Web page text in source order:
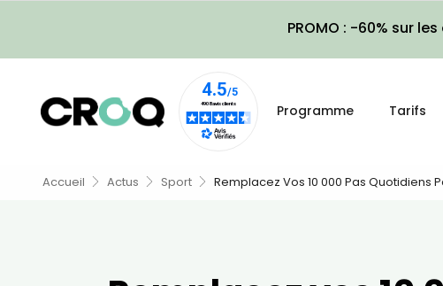
PROMO : -60% sur
Programme Tarifs
Accueil Actus Sport Remplacez Vos 10 000 Pas Quotidiens